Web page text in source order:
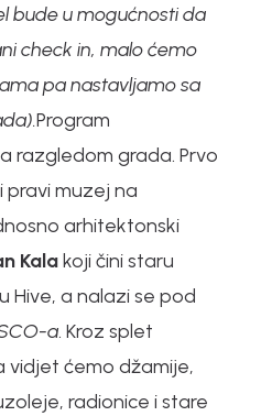
bude u mogućnosti da
check in, malo ćemo
pa nastavljamo sa
Program
razgledom grada. Prvo
muzej na
arhitektonski
Kalakoji čini staru
Hive, a nalazi se pod
a. Kroz splet
vidjet ćemo džamije,
radionice i stare